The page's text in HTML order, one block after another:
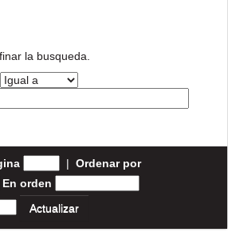
la busqueda.
| Ordenar por
En orden